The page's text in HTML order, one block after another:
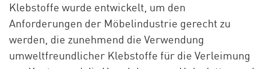
Klebstoffe wurde entwickelt, um den
Anforderungen der Möbelindustrie gerecht zu
werden, die zunehmend die Verwendung
umweltfreundlicher Klebstoffe für die Verleimung